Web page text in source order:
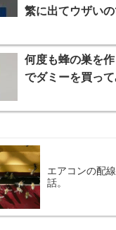
繁に出てウザい
何度も蜂の巣を
でダミーを買って
エアコンの配
話。